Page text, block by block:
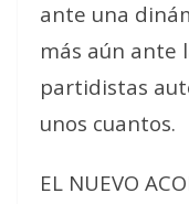
ante una
más aún ante
partidistas
unos cuantos.
EL NUEVO